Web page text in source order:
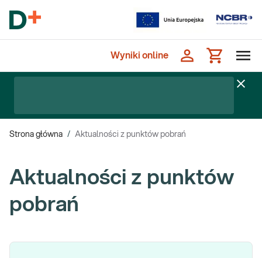
Wyniki online
Strona główna / Aktualności z punktów pobrań
Aktualności z punktów
pobrań